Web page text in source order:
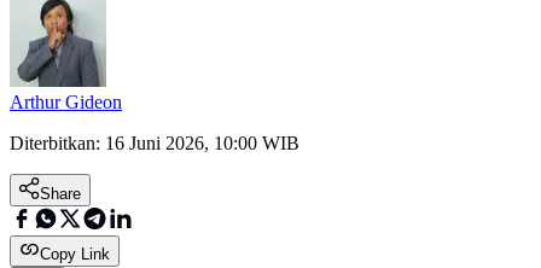
Arthur Gideon
Diterbitkan: 16 Juni 2026, 10:00 WIB
Share
Copy Link